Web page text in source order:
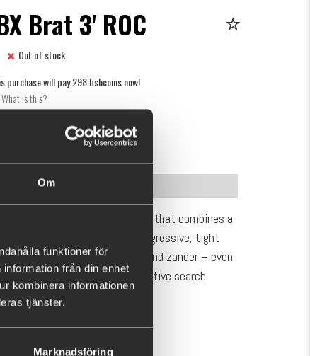
Om
funktioner för
från din enhet
kombinera informationen
tjänster.
Marknadsföring
Brat 3' ROC
Out of stock
purchase will pay 298 fishcoins now!
What is this?
INFORMATION
compact and effective hard bait that combines a
outer shell. The bait has an aggressive, tight
bites from perch, pike and zander – even
for both shallow water and active search
you want to cover a lot of water quickly.
SHOW MORE